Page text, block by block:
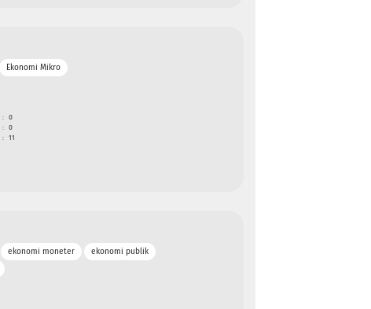
Ekonomi Mikro
: 0
: 0
: 11
ekonomi moneter
ekonomi publik